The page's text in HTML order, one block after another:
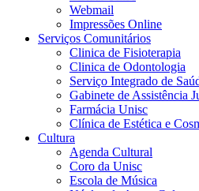
Webmail
Impressões Online
Serviços Comunitários
Clinica de Fisioterapia
Clinica de Odontologia
Serviço Integrado de
Gabinete de Assistência
Farmácia Unisc
Clínica de Estética e
Cultura
Agenda Cultural
Coro da Unisc
Escola de Música